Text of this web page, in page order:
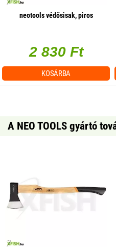
neotools védősisak, piros
2 830 Ft
KOSÁRBA
A NEO TOOLS gyártó